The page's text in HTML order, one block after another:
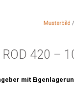
420 –
mit